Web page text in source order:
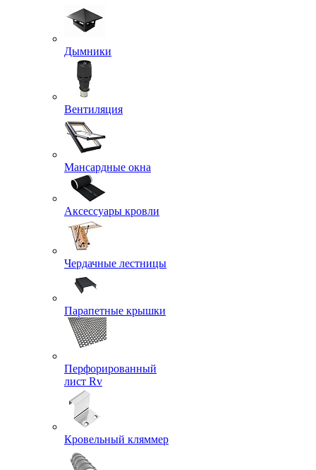
Дымники
Вентиляция
Мансардные окна
Аксессуары кровли
Чердачные лестницы
Парапетные крышки
Перфорированный
лист Rv
Кровельный кляммер